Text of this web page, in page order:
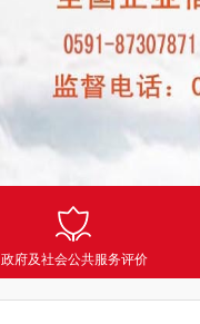
政府及社会公共服务评价